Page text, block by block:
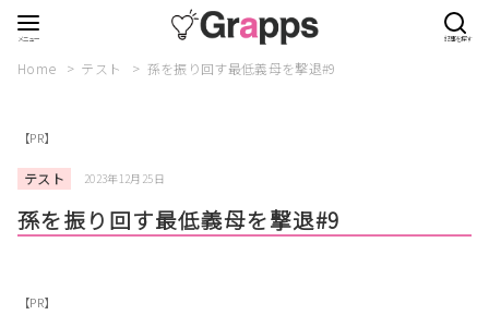
Home テスト 孫を振り回す最低義母を撃退#9
【PR】
テスト 2023年12月25日
孫を振り回す最低義母を撃退#9
【PR】